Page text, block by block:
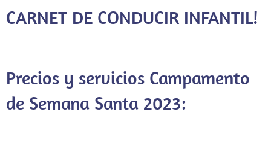
CARNET DE CONDUCIR INFANTIL!
Precios y servicios Campamento
de Semana Santa 2023: